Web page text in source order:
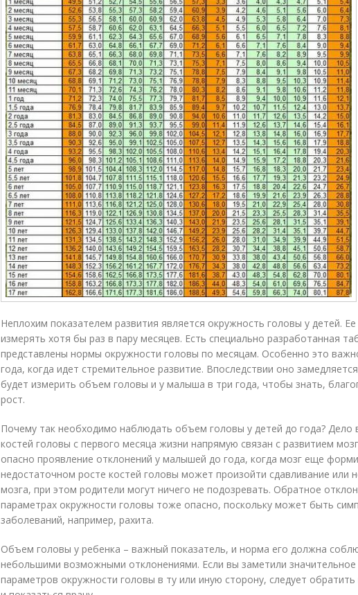
Неплохим показателем развития является окружность головы у детей.
измерять хотя бы раз в пару месяцев. Есть специально разработанная
представлены нормы окружности головы по месяцам. Особенно это
года, когда идет стремительное развитие. Впоследствии оно
будет измерить объем головы и у малыша в три года, чтобы знать,
рост.
Почему так необходимо наблюдать объем головы у детей до года? Дело
костей головы с первого месяца жизни напрямую связан с развитием
опасно проявление отклонений у малышей до года, когда мозг еще
недостаточном росте костей головы может произойти сдавливание или
мозга, при этом родители могут ничего не подозревать. Обратное
параметрах окружности головы тоже опасно, поскольку может быть
заболеваний, например, рахита.
Объем головы у ребенка – важный показатель, и норма его должна
небольшими возможными отклонениями. Если вы заметили
параметров окружности головы в ту или иную сторону, следует